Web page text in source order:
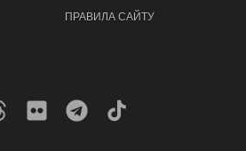
ПРАВИЛА САЙТУ